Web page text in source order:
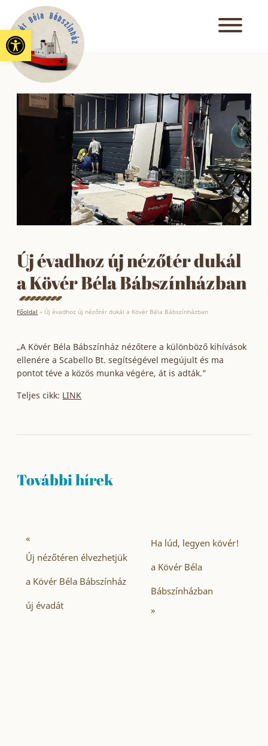
Eszköztár megnyitása
Új évadhoz új nézőtér dukál
a Kövér Béla Bábszínházban
Főoldal » Új évadhoz új nézőtér dukál a Kövér Béla Bábszínházban
„A Kövér Béla Bábszínház nézőtere a különböző kihívások
ellenére a Scabello Bt. segítségével megújult és ma
pontot téve a közös munka végére, át is adták.”
Teljes cikk: LINK
További hírek
«
Új nézőtéren élvezhetjük
a Kövér Béla Bábszínház
új évadát
Ha lúd, legyen kövér!
a Kövér Béla
Bábszínházban
»